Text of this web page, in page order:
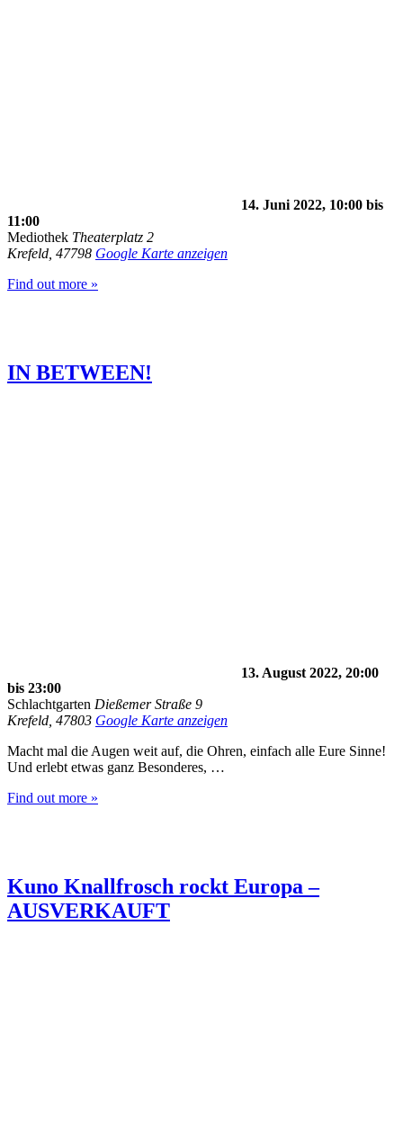
14. Juni 2022, 10:00 bis
11:00
Mediothek Theaterplatz 2
Krefeld 47798 Google Karte anzeigen
Find out more »
IN BETWEEN!
13. August 2022, 20:00
bis 23:00
Schlachtgarten Dießemer Straße 9
Krefeld 47803 Google Karte anzeigen
Macht mal die Augen weit auf, die Ohren, einfach alle Eure Sinne!
Und erlebt etwas ganz Besonderes, …
Find out more »
Kuno Knallfrosch rockt Europa –
AUSVERKAUFT